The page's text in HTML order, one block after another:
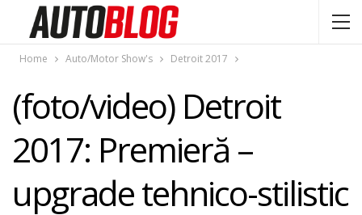
Home Auto/Motor Show's Detroit 2017
(foto/video) Detroit
2017: Premieră –
upgrade tehnico-stilistic